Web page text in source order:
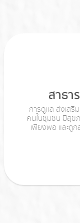
สาธา
การดูแล ส่งเส
คนในชุมชน มีสุ
เพียงพอ และถู